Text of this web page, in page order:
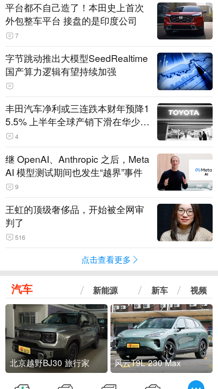
平台都不自己造了！本田史上首次
外包整车平台 接盘的是印度公司
7
字节跳动推出大模型SeedRealtime
国产算力逻辑有望持续加强
丰田汽车净利或三连跌本财年预降1
5.5% 上半年全球产销下滑在华少卖
14.3万辆
4
继 OpenAI、Anthropic 之后，Meta
AI 模型测试期间也发生“越界”事件
9
王虹的顶级奢侈品，开始被全网审
判了
516
点击查看更多
汽车 新能源 新车 视频
北京越野BJ30 旅行家 风云T9L 230 Max